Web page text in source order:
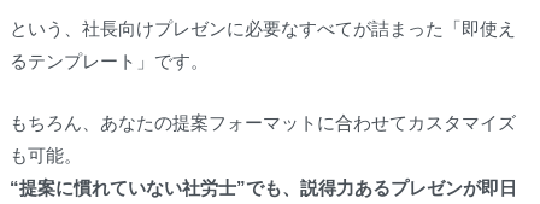
という、社長向けプレゼンに必要なすべてが詰まった「即使え
るテンプレート」です。
もちろん、あなたの提案フォーマットに合わせてカスタマイズ
も可能。
“提案に慣れていない社労士”でも、説得力あるプレゼンが即日